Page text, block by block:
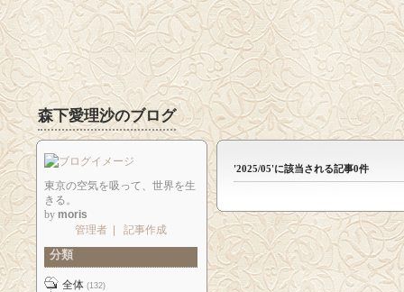
森下愛理沙のブログ
'2025/05'に該当される記事0件
東京の空気を吸って、世界を生
きる。
by moris
管理者
記事作成
分類
全体 (132)